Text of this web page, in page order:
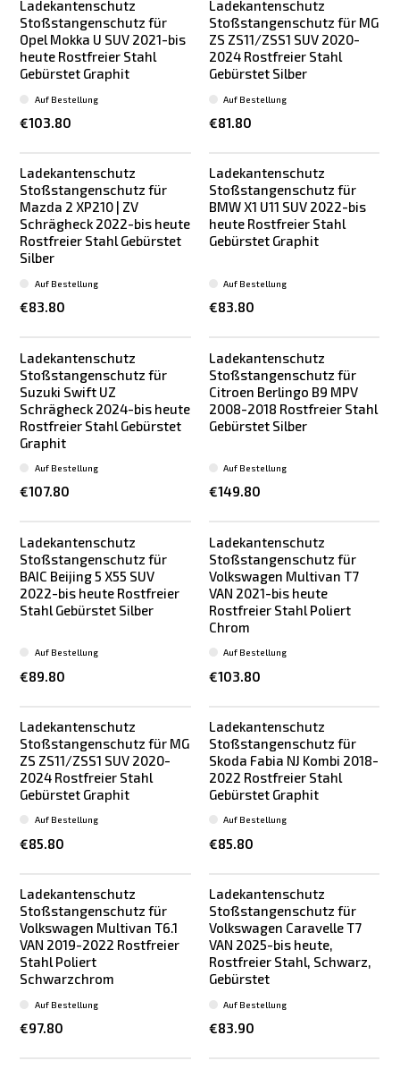
Ladekantenschutz
Stoßstangenschutz für
Opel Mokka U SUV 2021-bis
heute Rostfreier Stahl
Gebürstet Graphit
€103.80
Auf Bestellung
Ladekantenschutz
Stoßstangenschutz für MG
ZS ZS11/ZSS1 SUV 2020-
2024 Rostfreier Stahl
Gebürstet Silber
€81.80
Auf Bestellung
Ladekantenschutz
Stoßstangenschutz für
Mazda 2 XP210 | ZV
Schrägheck 2022-bis heute
Rostfreier Stahl Gebürstet
Silber
€83.80
Auf Bestellung
Ladekantenschutz
Stoßstangenschutz für
BMW X1 U11 SUV 2022-bis
heute Rostfreier Stahl
Gebürstet Graphit
€83.80
Auf Bestellung
Ladekantenschutz
Stoßstangenschutz für
Suzuki Swift UZ
Schrägheck 2024-bis heute
Rostfreier Stahl Gebürstet
Graphit
€107.80
Auf Bestellung
Ladekantenschutz
Stoßstangenschutz für
Citroen Berlingo B9 MPV
2008-2018 Rostfreier Stahl
Gebürstet Silber
€149.80
Auf Bestellung
Ladekantenschutz
Stoßstangenschutz für
BAIC Beijing 5 X55 SUV
2022-bis heute Rostfreier
Stahl Gebürstet Silber
€89.80
Auf Bestellung
Ladekantenschutz
Stoßstangenschutz für
Volkswagen Multivan T7
VAN 2021-bis heute
Rostfreier Stahl Poliert
Chrom
€103.80
Auf Bestellung
Ladekantenschutz
Stoßstangenschutz für MG
ZS ZS11/ZSS1 SUV 2020-
2024 Rostfreier Stahl
Gebürstet Graphit
€85.80
Auf Bestellung
Ladekantenschutz
Stoßstangenschutz für
Skoda Fabia NJ Kombi 2018-
2022 Rostfreier Stahl
Gebürstet Graphit
€85.80
Auf Bestellung
Ladekantenschutz
Stoßstangenschutz für
Volkswagen Multivan T6.1
VAN 2019-2022 Rostfreier
Stahl Poliert
Schwarzchrom
€97.80
Auf Bestellung
Ladekantenschutz
Stoßstangenschutz für
Volkswagen Caravelle T7
VAN 2025-bis heute,
Rostfreier Stahl, Schwarz,
Gebürstet
€83.90
Auf Bestellung